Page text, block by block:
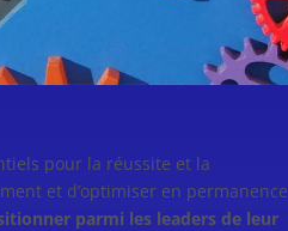
pour la réussite et la
et d’optimiser en permanence
parmi les leaders de leur